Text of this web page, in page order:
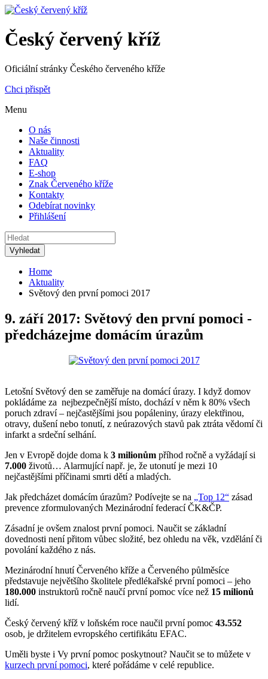
Český červený kříž
Oficiální stránky Českého červeného kříže
Chci přispět
Menu
O nás
Naše činnosti
Aktuality
FAQ
E-shop
Znak Červeného kříže
Kontakty
Odebírat novinky
Přihlášení
Home
Aktuality
Světový den první pomoci 2017
9. září 2017: Světový den první pomoci -
předcházejme domácím úrazům
Letošní Světový den se zaměřuje na domácí úrazy. I když domov
pokládáme za nejbezpečnější místo, dochází v něm k 80% všech
poruch zdraví – nejčastějšími jsou popáleniny, úrazy elektřinou,
otravy, dušení nebo tonutí, z neúrazových stavů pak ztráta vědomí či
infarkt a srdeční selhání.
Jen v Evropě dojde doma k 3 milionům příhod ročně a vyžádají si
7.000 životů… Alarmující např. je, že utonutí je mezi 10
nejčastějšími příčinami smrti dětí a mladých.
Jak předcházet domácím úrazům? Podívejte se na „Top 12“ zásad
prevence zformulovaných Mezinárodní federací ČK&ČP.
Zásadní je ovšem znalost první pomoci. Naučit se základní
dovednosti není přitom vůbec složité, bez ohledu na věk, vzdělání či
povolání každého z nás.
Mezinárodní hnutí Červeného kříže a Červeného půlměsíce
představuje největšího školitele předlékařské první pomoci – jeho
180.000 instruktorů ročně naučí první pomoc více než 15 milionů
lidí.
Český červený kříž v loňském roce naučil první pomoc 43.552
osob, je držitelem evropského certifikátu EFAC.
Uměli byste i Vy první pomoc poskytnout? Naučit se to můžete v
kurzech první pomoci, které pořádáme v celé republice.